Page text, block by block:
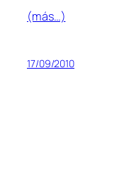
(más…)
17/09/2010